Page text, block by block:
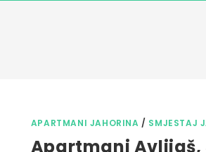
APARTMANI JAHORINA / SMJESTAJ
Apartmani